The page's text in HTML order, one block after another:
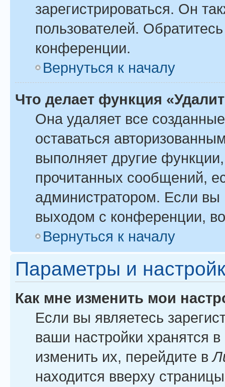
зарегистрироваться. Он
пользователей.
конференции.
Вернуться к началу
Что делает функция
Она удаляет все
оставаться
выполняет другие
прочитанных сообщений,
администратором. Если вы
выходом с конференции,
Вернуться к началу
Параметры и
Как мне изменить мои
Если вы являетесь
ваши настройки хранятся
изменить их, перейдите в
находится вверху